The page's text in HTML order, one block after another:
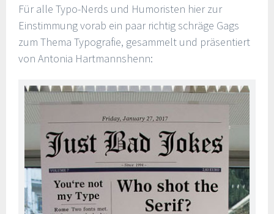
Für alle Typo-Nerds und Humoristen hier zur
Einstimmung vorab ein paar richtig schräge Gags
zum Thema Typografie, gesammelt und präsentiert
von Antonia Hartmannshenn: